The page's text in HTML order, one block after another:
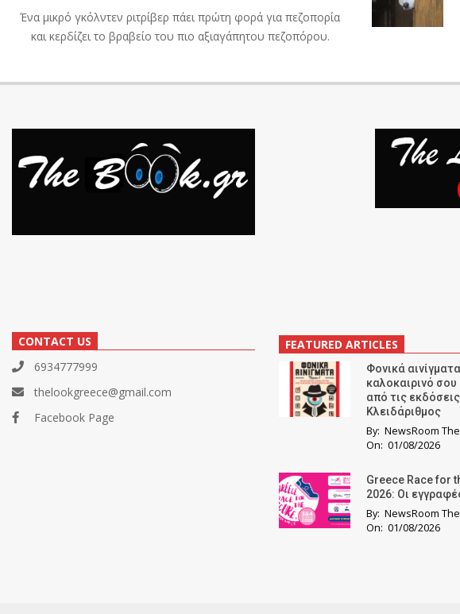
Ένα μικρό γκόλντεν ριτρίβερ πάει πρώτη φορά για πεζοπορία
και κερδίζει το βραβείο του πιο αξιαγάπητου πεζοπόρου.
CONTACT US
6934777999
thelookgreece@gmail.com
Facebook Page
FEATURED ARTICLES
Φονικά
καλοκαιρινό
από τις εκδόσεις
Κλειδάριθμος
By: NewsRoom
On: 01/08/2026
Greece Race for
2026: Οι
By: NewsRoom
On: 01/08/2026